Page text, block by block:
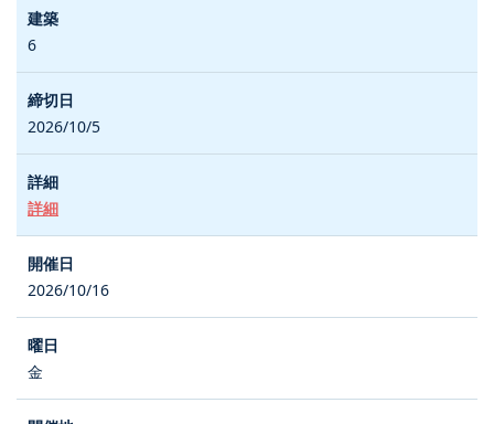
6
2026/10/5
詳細
2026/10/16
金